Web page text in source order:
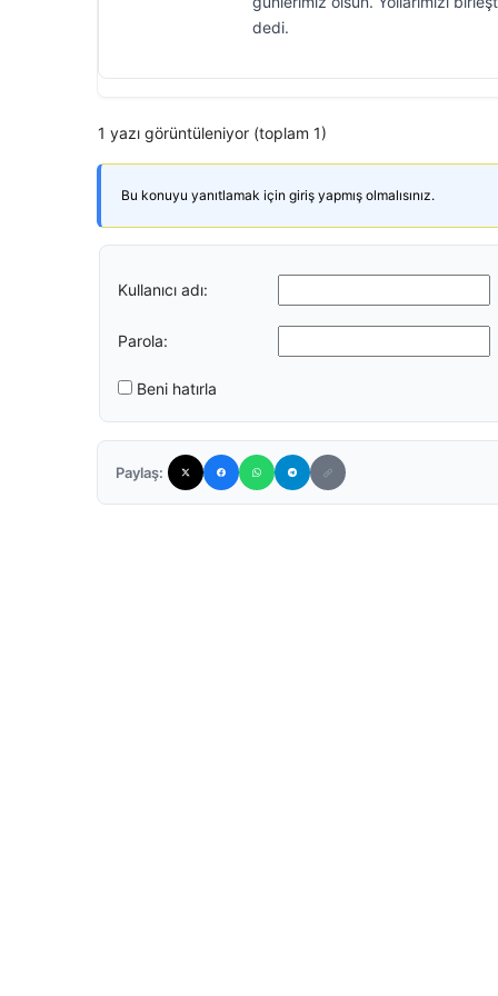
dedi.
1 yazı görüntüleniyor (toplam 1)
Bu konuyu yanıtlamak için giriş yapmış olmalısınız.
Kullanıcı adı:
Parola:
Beni hatırla
Paylaş: